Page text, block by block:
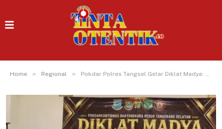
Home » Regional » Pokdar Polres Tangsel Gelar Diklat Madya: Penguatan Jaga Keamanan